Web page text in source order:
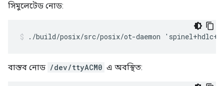
সিমুলেটেড নোড:
./build/posix/src/posix/ot-daemon
বাস্তব নোড /dev/ttyACM0 এ অবস্থিত: